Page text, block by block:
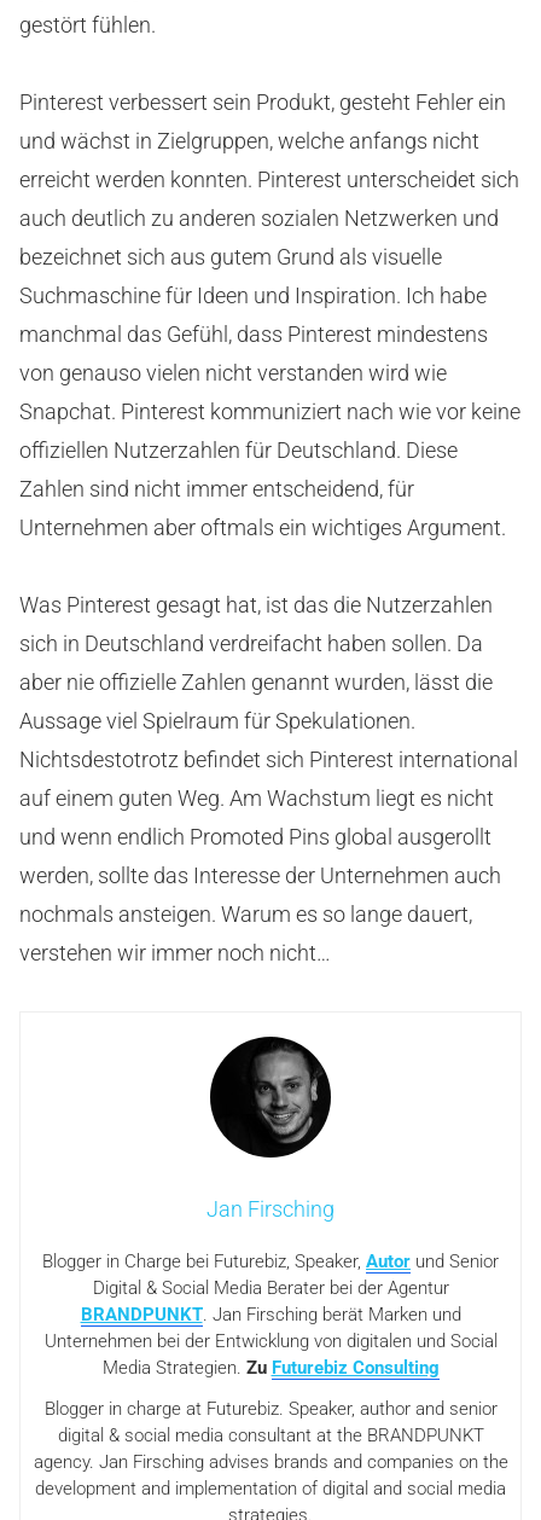
gestört fühlen.
Pinterest verbessert sein Produkt, gesteht Fehler ein
und wächst in Zielgruppen, welche anfangs nicht
erreicht werden konnten. Pinterest unterscheidet sich
auch deutlich zu anderen sozialen Netzwerken und
bezeichnet sich aus gutem Grund als visuelle
Suchmaschine für Ideen und Inspiration. Ich habe
manchmal das Gefühl, dass Pinterest mindestens
von genauso vielen nicht verstanden wird wie
Snapchat. Pinterest kommuniziert nach wie vor keine
offiziellen Nutzerzahlen für Deutschland. Diese
Zahlen sind nicht immer entscheidend, für
Unternehmen aber oftmals ein wichtiges Argument.
Was Pinterest gesagt hat, ist das die Nutzerzahlen
sich in Deutschland verdreifacht haben sollen. Da
aber nie offizielle Zahlen genannt wurden, lässt die
Aussage viel Spielraum für Spekulationen.
Nichtsdestotrotz befindet sich Pinterest international
auf einem guten Weg. Am Wachstum liegt es nicht
und wenn endlich Promoted Pins global ausgerollt
werden, sollte das Interesse der Unternehmen auch
nochmals ansteigen. Warum es so lange dauert,
verstehen wir immer noch nicht…
Jan Firsching
Blogger in Charge bei Futurebiz, Speaker, Autor und Senior
Digital & Social Media Berater bei der Agentur
BRANDPUNKT. Jan Firsching berät Marken und
Unternehmen bei der Entwicklung von digitalen und Social
Media Strategien. Zu Futurebiz Consulting
Blogger in charge at Futurebiz. Speaker, author and senior
digital & social media consultant at the BRANDPUNKT
agency. Jan Firsching advises brands and companies on the
development and implementation of digital and social media
strategies.